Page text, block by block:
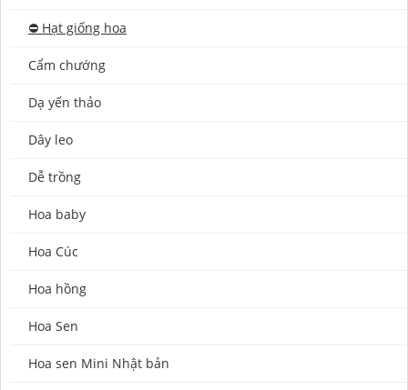
⛔️ Hạt giống hoa
Cẩm chướng
Dạ yến thảo
Dây leo
Dễ trồng
Hoa baby
Hoa Cúc
Hoa hồng
Hoa Sen
Hoa sen Mini Nhật bản